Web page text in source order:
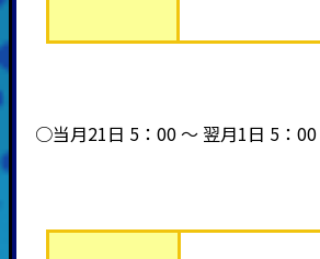
○当月21日 5：00 ～ 翌月1日 5：00